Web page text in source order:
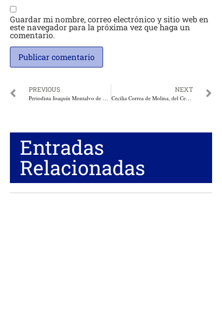
Guardar mi nombre, correo electrónico y sitio web en
este navegador para la próxima vez que haga un
comentario.
PREVIOUS
Periodista Joaquín Montalvo de Radio Minuto denunció amenazas de seguidores de la campaña de Petro
NEXT
Cecilia Correa de Molina, del Centro de Investigación de la UniSimón, escogida entre Investigadores Eméritos de Colciencias
Entradas
Relacionadas